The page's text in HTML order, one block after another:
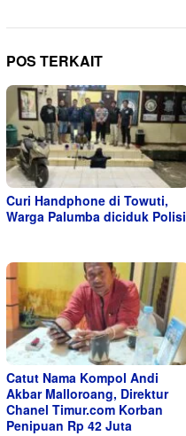
POS TERKAIT
Curi Handphone di Towuti,
Warga Palumba diciduk Polisi
Catut Nama Kompol Andi
Akbar Malloroang, Direktur
Chanel Timur.com Korban
Penipuan Rp 42 Juta